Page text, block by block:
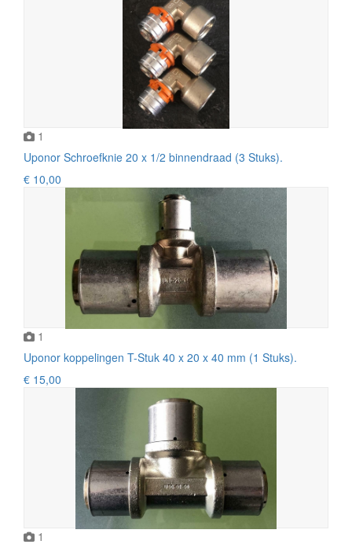
1
Uponor Schroefknie 20 x 1/2 binnendraad (3 Stuks).
€ 10,00
1
Uponor koppelingen T-Stuk 40 x 20 x 40 mm (1 Stuks).
€ 15,00
1